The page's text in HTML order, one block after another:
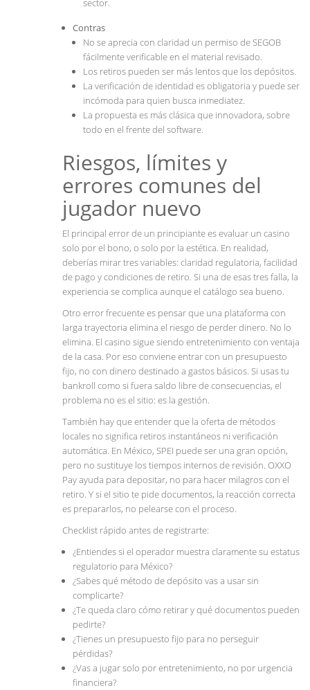
sector.
Contras
No se aprecia con claridad un permiso de SEGOB
fácilmente verificable en el material revisado.
Los retiros pueden ser más lentos que los depósitos.
La verificación de identidad es obligatoria y puede ser
incómoda para quien busca inmediatez.
La propuesta es más clásica que innovadora, sobre
todo en el frente del software.
Riesgos, límites y
errores comunes del
jugador nuevo
El principal error de un principiante es evaluar un casino
solo por el bono, o solo por la estética. En realidad,
deberías mirar tres variables: claridad regulatoria, facilidad
de pago y condiciones de retiro. Si una de esas tres falla, la
experiencia se complica aunque el catálogo sea bueno.
Otro error frecuente es pensar que una plataforma con
larga trayectoria elimina el riesgo de perder dinero. No lo
elimina. El casino sigue siendo entretenimiento con ventaja
de la casa. Por eso conviene entrar con un presupuesto
fijo, no con dinero destinado a gastos básicos. Si usas tu
bankroll como si fuera saldo libre de consecuencias, el
problema no es el sitio: es la gestión.
También hay que entender que la oferta de métodos
locales no significa retiros instantáneos ni verificación
automática. En México, SPEI puede ser una gran opción,
pero no sustituye los tiempos internos de revisión. OXXO
Pay ayuda para depositar, no para hacer milagros con el
retiro. Y si el sitio te pide documentos, la reacción correcta
es prepararlos, no pelearse con el proceso.
Checklist rápido antes de registrarte:
¿Entiendes si el operador muestra claramente su estatus
regulatorio para México?
¿Sabes qué método de depósito vas a usar sin
complicarte?
¿Te queda claro cómo retirar y qué documentos pueden
pedirte?
¿Tienes un presupuesto fijo para no perseguir
pérdidas?
¿Vas a jugar solo por entretenimiento, no por urgencia
financiera?